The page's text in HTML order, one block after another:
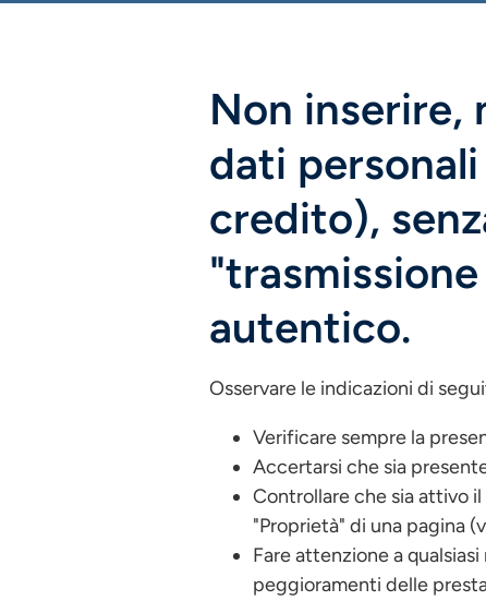
Non inserire,
dati
credito),
autentico.
Osservare le indicazioni di
Verificare sempre la
Accertarsi che sia
Controllare che sia attivo
"Proprietà" di una pagina
Fare attenzione a
peggioramenti delle